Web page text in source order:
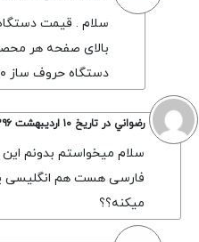
سلام . قیمت دستگاه
بالای صفحه هر
دستگاه حروف ساز ۲۲۵,۰۰۰,۰۰۰ ریال می باشد.
رضواني در تاریخ ۱۰ اردیبهشت ۱۳۹۶
سلام میخواستم بدونم
فارسی هست هم انگلیسی
میکنه؟؟